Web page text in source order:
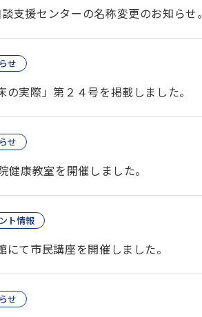
支援センターの名称変更のお知らせ。
せ
の実際」第２４号を掲載しました。
せ
健康教室を開催しました。
ト情報
て市民講座を開催しました。
せ